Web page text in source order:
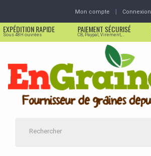
Mon compte Connexion
EXPÉDITION RAPIDE
Sous 48H ouvrées
PAIEMENT SÉCURISÉ
CB, Paypal, Virement,...